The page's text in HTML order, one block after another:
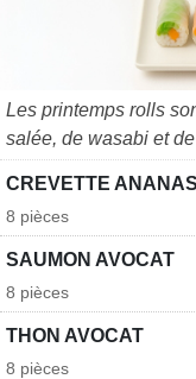
Les printemps rolls
salée, de wasabi et
CREVETTE ANANAS
8 pièces
SAUMON AVOCAT
8 pièces
THON AVOCAT
8 pièces